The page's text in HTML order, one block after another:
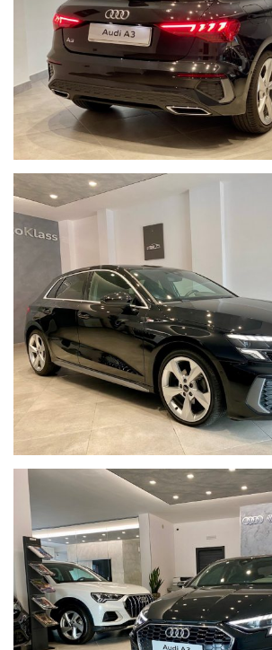
* Volante multifunzione plus in pelle a 3
* ABS, EBV (Ripartitore elettronico della
* Airbag laterali anteriori integrati negli
* Airbag per la testa
* Appoggiatesta anteriori (2) e posteriori
* Appoggiatesta posteriori (3 unità)
* MMI Radio Plus
* Lane departure warning (disp. di
* Interfaccia Bluetooth
* Appoggiabraccia centrale anteriore
* Cambio S tronic
* Chiusura centralizzata con telecomando
* Audi connect navigation & infotainment
* EDS (Dispositivo antislittamento in
* Audi pre sense front
* Immobilizzatore elettronico
* Pretensionatore cinture
* Ricezione Radio digitale (DAB)
* Fari Full Led Posteriori
N.B. Nonostante il nostro impegno per
delle informazioni sulla vettura, la
accessori indicati nella presente scheda
coincidere con l’effettivo
uniformità dei dati pubblicati dai diversi
pertanto a verificare di persona, via
caratteristiche dello specifico veicolo.
tra le caratteristiche presentate nella
effettive dotazioni non sono imputabili alla
AutoKlass e non costituiscono in alcun
contrattuale per il venditore